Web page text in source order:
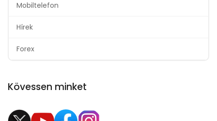
Mobiltelefon
Hírek
Forex
Kövessen minket